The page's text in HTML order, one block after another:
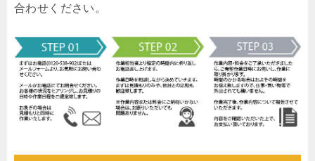
合わせください。